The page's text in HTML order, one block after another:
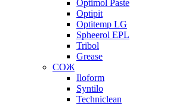
Optimol Paste
Optipit
Optitemp LG
Spheerol EPL
Tribol
Grease
СОЖ
Iloform
Syntilo
Techniclean